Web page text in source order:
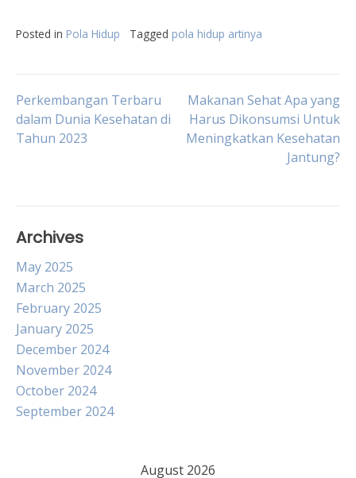
Posted in Pola Hidup Tagged pola hidup artinya
Post
navigation
Perkembangan Terbaru
dalam Dunia Kesehatan di
Tahun 2023
Makanan Sehat Apa yang
Harus Dikonsumsi Untuk
Meningkatkan Kesehatan
Jantung?
Archives
May 2025
March 2025
February 2025
January 2025
December 2024
November 2024
October 2024
September 2024
August 2026